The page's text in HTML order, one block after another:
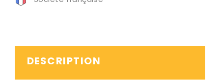
DESCRIPTION